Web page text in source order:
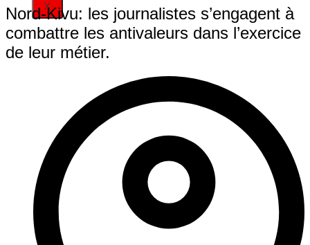
X
Nord-Kivu: les journalistes s’engagent à
combattre les antivaleurs dans l’exercice
de leur métier.